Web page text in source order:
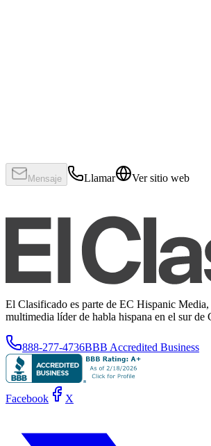
Mensaje Llamar Ver sitio web
El Clasificado es parte de EC Hispanic Media,
multimedia líder de habla hispana en el sur de
888-277-4736BBB Accredited Business
Facebook X